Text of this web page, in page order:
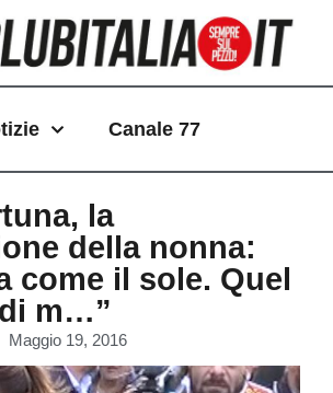
Canale 77
la
della nonna:
come il sole. Quel
m…”
Maggio 19, 2016